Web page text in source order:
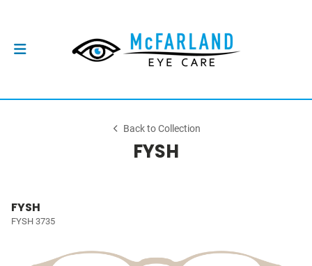
Back to Collection
FYSH
FYSH
FYSH 3735